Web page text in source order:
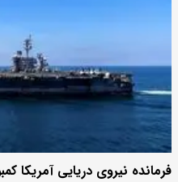
فرمانده نیروی دریایی آمریکا